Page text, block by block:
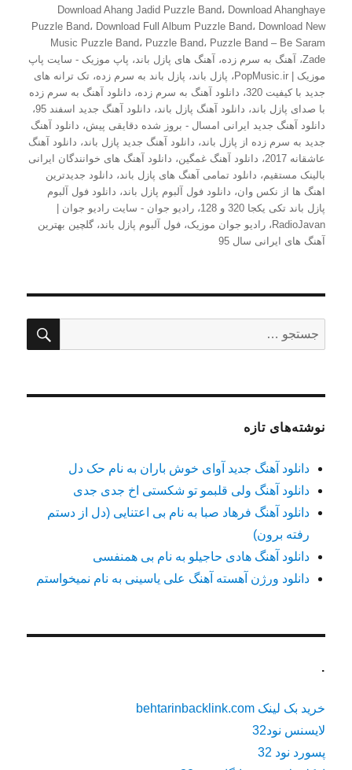
شده
در
Download Ahang Jadid Puzzle Band، Download Ahanghaye
Puzzle Band، Download Full Album Puzzle Band، Download New
Music Puzzle Band، Puzzle Band، Puzzle Band – Be Saram
Zade، آهنگ به سرم زده، آهنگ های پازل باند، پاپ موزیک - سایت پاپ
موزیک | PopMusic.ir
، پازل باند، پازل باند به سرم زده،تک ترانه های
جدید با کیفیت 320
، دانلود آهنگ به سرم زده، دانلود آهنگ به سرم زده
با صدای پازل باند، دانلود آهنگ پازل باند، دانلود آهنگ جدید اسفند 95
،
دانلود آهنگ جدید ایرانی امسال - بروز شده دقایقی پیش، دانلود آهنگ
جدید به سرم زده از پازل باند، دانلود آهنگ جدید پازل باند، دانلود آهنگ
عاشقانه 2017
، دانلود آهنگ غمگین، دانلود آهنگ های خوانندگان ایرانی
بالینک مستقیم، دانلود تمامی آهنگ های پازل باند، دانلود جدیدترین
اهنگ ها از نکس وان، دانلود فول آلبوم پازل باند، دانلود فول آلبوم
پازل باند تکی یکجا 320 و 128
،رادیو جوان - سایت رادیو جوان |
RadioJavan ،رادیو جوان موزیک،فول آلبوم پازل باند،گلچین بهترین
آهنگ های ایرانی سال 95
برای:
نوشته‌های تازه
دانلود آهنگ جدید آوای خوش باران به نام حک دل
دانلود آهنگ ولی قلبمو تو شکستی اخ جدی جدی
دانلود آهنگ فرهاد صبا به نام بی اعتنایی (دل از دستم
رفته برون)
دانلود آهنگ هادی حاجیلو به نام بی همنفسی
دانلود ورژن آهسته آهنگ علی یاسینی به نام نمیخواستم
.
خرید بک لینک behtarinbacklink.com
لایسنس نود32
پسورد نود 32